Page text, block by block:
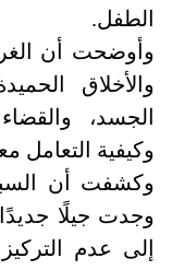
الطفل.
وأوضحت أن
والأخلاق
الجسد،
وكيفية التعامل
وكشفت أن
وجدت جيلًا
إلى عدم